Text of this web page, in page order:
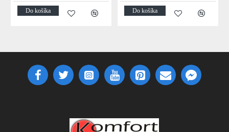
Do košíka Do košíka